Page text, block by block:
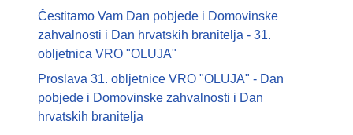
Čestitamo Vam Dan pobjede i Domovinske
zahvalnosti i Dan hrvatskih branitelja - 31.
obljetnica VRO "OLUJA"
Proslava 31. obljetnice VRO "OLUJA" - Dan
pobjede i Domovinske zahvalnosti i Dan
hrvatskih branitelja